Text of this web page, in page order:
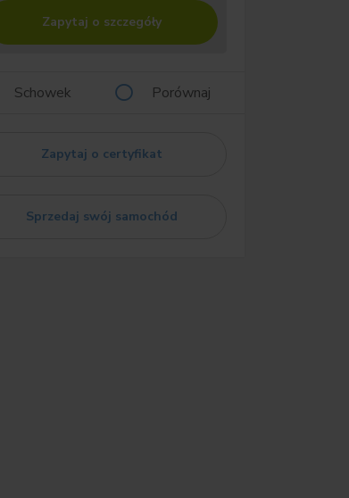
Zapytaj o szczegóły
Schowek Porównaj
Zapytaj o certyfikat
Sprzedaj swój samochód